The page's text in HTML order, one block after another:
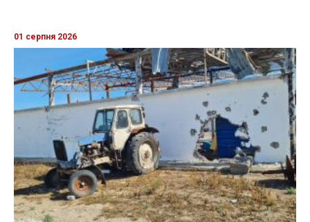
01 серпня 2026